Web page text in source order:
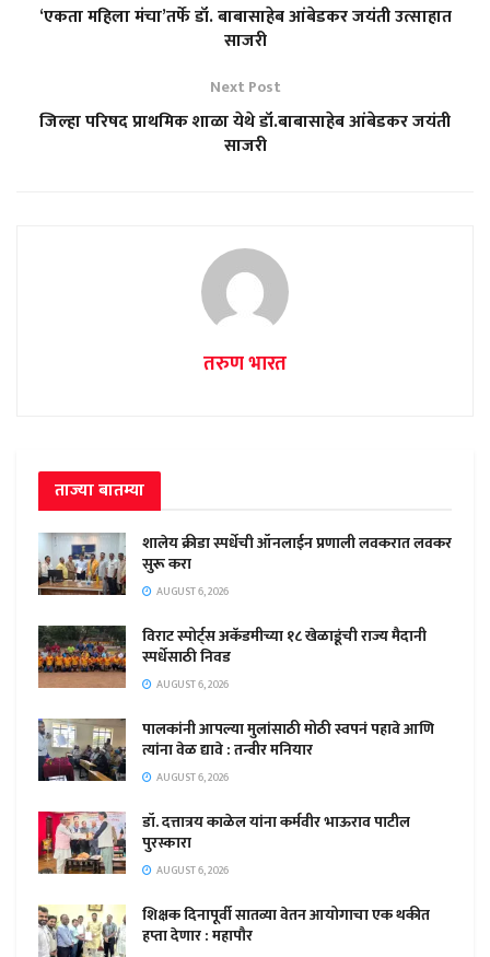
‘एकता महिला मंचा’तर्फे डॉ. बाबासाहेब आंबेडकर जयंती उत्साहात
साजरी
Next Post
जिल्हा परिषद प्राथमिक शाळा येथे डॉ.बाबासाहेब आंबेडकर जयंती
साजरी
तरुण भारत
ताज्या बातम्या
शालेय क्रीडा स्पर्धेची ऑनलाईन प्रणाली लवकरात लवकर
सुरू करा
AUGUST 6, 2026
विराट स्पोर्ट्स अकॅडमीच्या १८ खेळाडूंची राज्य मैदानी
स्पर्धेसाठी निवड
AUGUST 6, 2026
पालकांनी आपल्या मुलांसाठी मोठी स्वपनं पहावे आणि
त्यांना वेळ द्यावे : तन्वीर मनियार
AUGUST 6, 2026
डॉ. दत्तात्रय काळेल यांना कर्मवीर भाऊराव पाटील
पुरस्कारा
AUGUST 6, 2026
शिक्षक दिनापूर्वी सातव्या वेतन आयोगाचा एक थकीत
हप्ता देणार : महापौर